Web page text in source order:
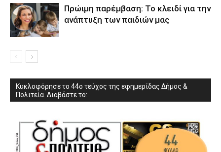
Πρώιμη παρέμβαση: Το κλειδί για την
ανάπτυξη των παιδιών µας
Κυκλοφόρησε το 44ο τεύχος της εφημερίδας Δήμος &
Πολιτεία. Διαβάστε το: